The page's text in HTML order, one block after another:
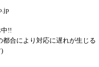
!!
都合により対応に遅れが生じる